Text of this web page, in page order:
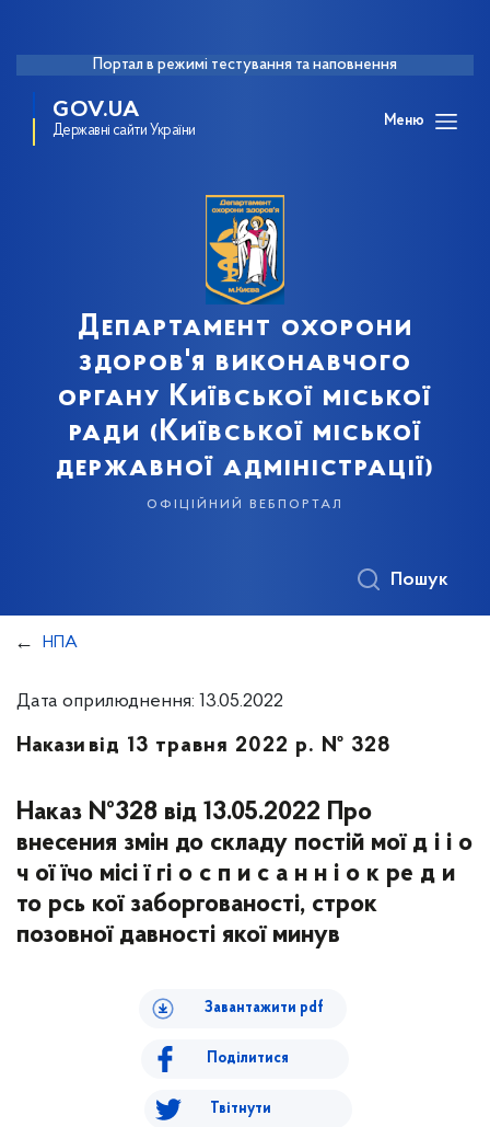
Портал в режимі тестування та наповнення
GOV.UA
Державні сайти України
Меню
Департамент охорони
здоров'я виконавчого
органу Київської міської
ради (Київської міської
державної адміністрації)
офіційний вебпортал
Пошук
НПА
Дата оприлюднення: 13.05.2022
Накази від 13 травня 2022 р. № 328
Наказ №328 від 13.05.2022 Про
внесения змін до складу постій мої д і і о
ч ої їчо місі ї гі о с п и с а н н і о к ре д и
то рсь кої заборгованості, строк
позовної давності якої минув
Завантажити pdf
Поділитися
Твітнути